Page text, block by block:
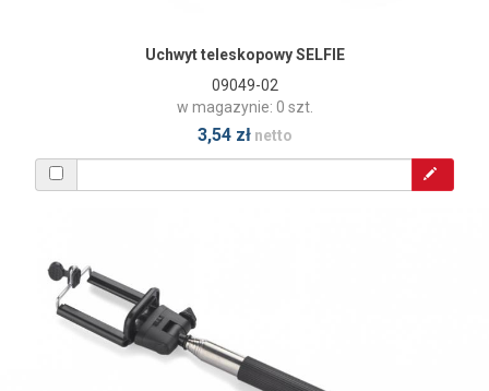
Uchwyt teleskopowy SELFIE
09049-02
w magazynie: 0 szt.
3,54 złnetto